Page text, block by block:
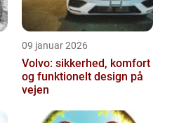
09 januar 2026
Volvo: sikkerhed, komfort
og funktionelt design på
vejen